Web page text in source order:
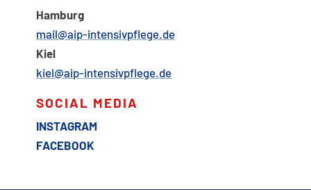
Hamburg
mail@aip-intensivpflege.de
Kiel
kiel@aip-intensivpflege.de
SOCIAL MEDIA
INSTAGRAM
FACEBOOK